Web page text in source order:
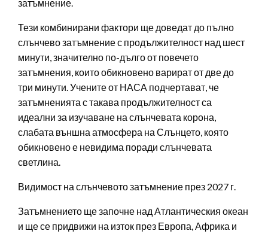
затъмнение.
Тези комбинирани фактори ще доведат до пълно
слънчево затъмнение с продължителност над шест
минути, значително по-дълго от повечето
затъмнения, които обикновено варират от две до
три минути. Учените от НАСА подчертават, че
затъмненията с такава продължителност са
идеални за изучаване на слънчевата корона,
слабата външна атмосфера на Слънцето, която
обикновено е невидима поради слънчевата
светлина.
Видимост на слънчевото затъмнение през 2027 г.
Затъмнението ще започне над Атлантическия океан
и ще се придвижи на изток през Европа, Африка и